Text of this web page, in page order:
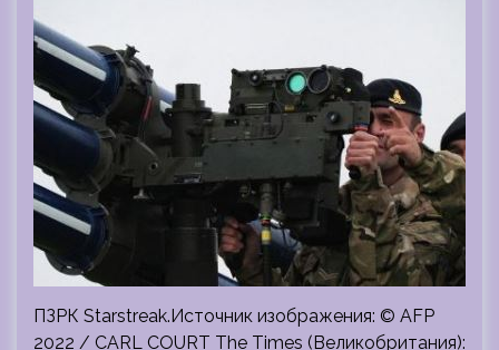
ПЗРК Starstreak.Источник изображения: © AFP
2022 / CARL COURT The Times (Великобритания):